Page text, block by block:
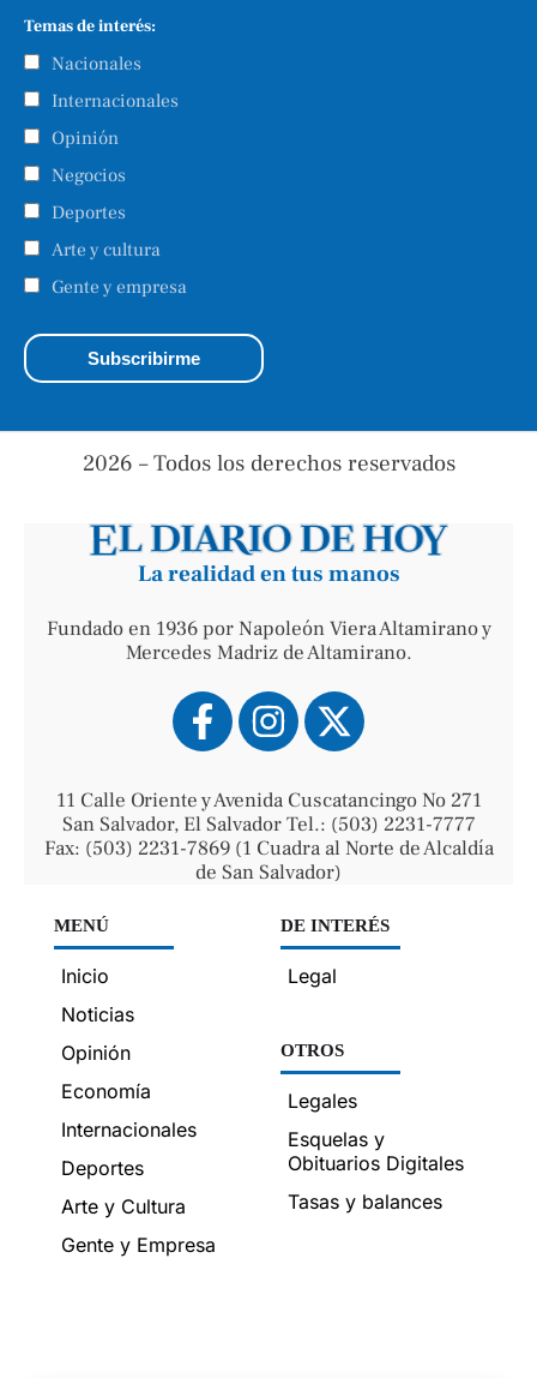
Temas de interés:
Nacionales
Internacionales
Opinión
Negocios
Deportes
Arte y cultura
Gente y empresa
2026 – Todos los derechos reservados
La realidad en tus manos
Fundado en 1936 por Napoleón Viera Altamirano y
Mercedes Madriz de Altamirano.
11 Calle Oriente y Avenida Cuscatancingo No 271
San Salvador, El Salvador Tel.: (503) 2231-7777
Fax: (503) 2231-7869 (1 Cuadra al Norte de Alcaldía
de San Salvador)
MENÚ
Inicio
Noticias
Opinión
Economía
Internacionales
Deportes
Arte y Cultura
Gente y Empresa
DE INTERÉS
Legal
OTROS
Legales
Esquelas y
Obituarios Digitales
Tasas y balances